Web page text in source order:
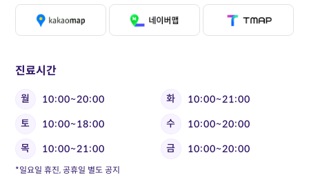
진료시간
월 10:00~20:00 화
10:00~21:00
토
10:00~18:00 수
10:00~20:00
목
10:00~21:00 금 10:00~20:00
*일요일 휴진, 공휴일 별도 공지